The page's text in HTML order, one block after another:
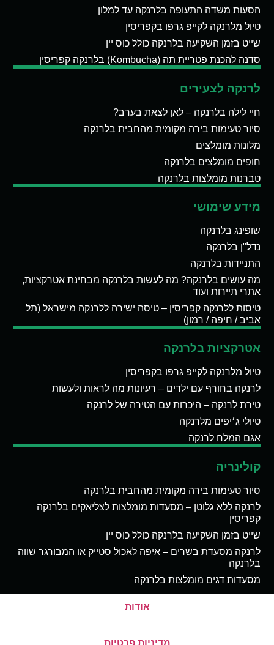
הסעות משדה התעופה בלרנקה עד למלון
טיול מלרנקה לקייפ גרפו בקפריסין
שייט בזמן השקיעה בלרנקה כולל כוס יין
סדנה להכנת פטריית תה (Kombucha) בלרנקה קפריסין
לרנקה לצעירים
חיי לילה בלרנקה – לאן לצאת בערב?
סיור טעימות בירה מקומית מהחבית בלרנקה
מלונות מומלצים
חופים מומלצים בלרנקה
טברנות מומלצות בלרנקה
מידע שימושי
שופינג בלרנקה
נדל"ן בלרנקה
התניידות בלרנקה
מה עושים בלרנקה? מה לעשות בלרנקה מבחינת אטרקציות,
אתרי תיירות ועוד
טיסות ללרנקה קפריסין – טיסה ישירה ללרנקה מישראל (תל
אביב / חיפה / רמון)
אטרקציות בלרנקה
טיול מלרנקה לקייפ גרפו בקפריסין
לרנקה בחורף עם ילדים – רעיונות מה לראות ולעשות
טירת לרנקה – היכרות עם הטירה של לרנקה
טיולי ג׳יפים מלרנקה
אגם המלח לרנקה
קולינריה
סיור טעימות בירה מקומית מהחבית בלרנקה
לרנקה ללא גלוטן – מסעדות מומלצות לצליאקים בלרנקה
קפריסין
שייט בזמן השקיעה בלרנקה כולל כוס יין
לרנקה מסעדת בשרים – איפה לאכול סטייק או המבורגר שווה
בלרנקה
מסעדות דגים מומלצות בלרנקה
אודות
מדיניות פרטיות